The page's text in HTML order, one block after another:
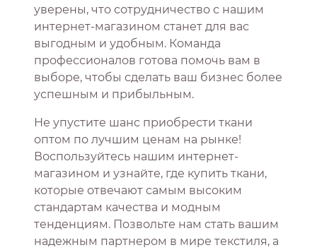
уверены, что сотрудничество с нашим
интернет-магазином станет для вас
выгодным и удобным. Команда
профессионалов готова помочь вам в
выборе, чтобы сделать ваш бизнес более
успешным и прибыльным.
Не упустите шанс приобрести ткани
оптом по лучшим ценам на рынке!
Воспользуйтесь нашим интернет-
магазином и узнайте, где купить ткани,
которые отвечают самым высоким
стандартам качества и модным
тенденциям. Позвольте нам стать вашим
надежным партнером в мире текстиля, а